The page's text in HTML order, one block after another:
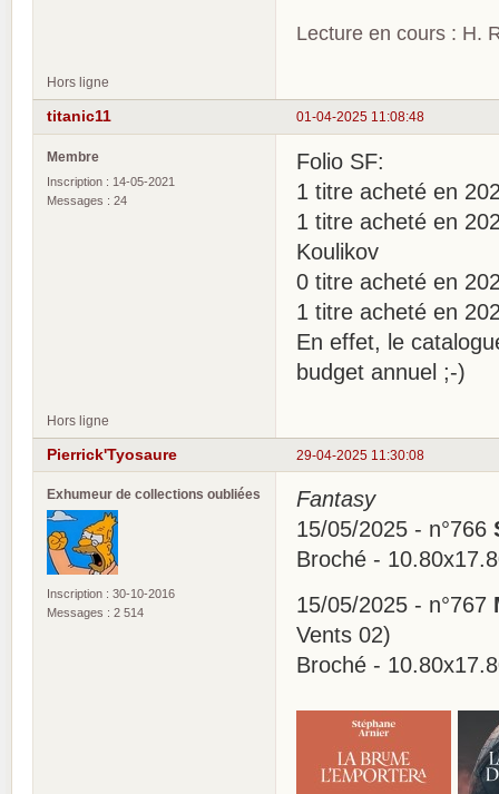
Lecture en cours : H.
Hors ligne
01-04-2025 11:08:48
titanic11
Membre
Inscription : 14-05-2021
Messages : 24
Folio SF:
1 titre acheté en
1 titre acheté en
Koulikov
0 titre acheté en
1 titre acheté en
En effet, le
budget annuel ;-)
Hors ligne
29-04-2025 11:30:08
Pierrick'Tyosaure
Exhumeur de collections oubliées
Inscription : 30-10-2016
Messages : 2 514
Fantasy
15/05/2025 - n°766
Broché -
15/05/2025 - n°767
Vents 02)
Broché -